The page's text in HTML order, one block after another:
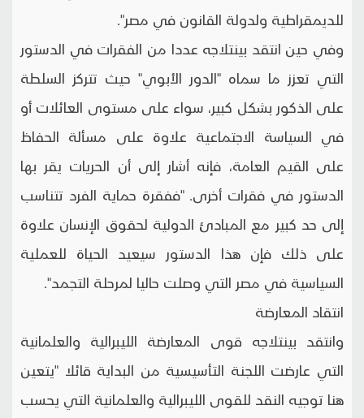
للديمقراطية ولدولة القانون في مصر".
وفي حين انتقد بينتلاجه عددا من الفقرات في الدستور
التي تعزز ما سماه "الدور الأبوي" حيث تتركز السلطة
على الذكور بشكل كبير، سواء على مستوى العائلات أو
في السياسة الاجتماعية علاوة على مسألة الحفاظ
على القيم العامة، فإنه أشار إلى أن الحريات يقر بها
الدستور في فقرات أخرى. "ففقرة حماية الفرد تتناسب
إلى حد كبير مع المبادئ الدولية لحقوق الإنسان علاوة
على ذلك فإن هذا الدستور سيعيد الحياة للعملية
السياسية في مصر التي وصلت حاليا لمرحلة التجمد".
انتقاد المعارضة
وانتقد بينتلاجه قوى المعارضة الليبرالية والعلمانية
التي عارضت اللجنة التأسيسية من البداية قائلا "يتعين
هنا توجيه النقد للقوى الليبرالية والعلمانية التي يحسب